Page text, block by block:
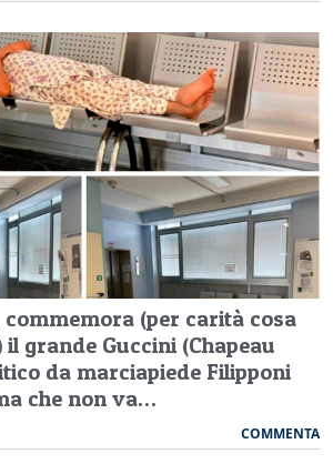
(per carità cosa
grande Guccini (Chapeau
da marciapiede Filipponi
che non va…
COMMENTA